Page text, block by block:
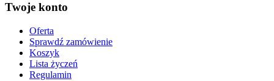
Twoje konto
Oferta
Sprawdź zamówienie
Koszyk
Lista życzeń
Regulamin